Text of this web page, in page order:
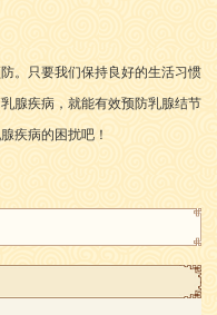
。只要我们保持良好的生活习惯
腺疾病，就能有效预防乳腺结节
疾病的困扰吧！